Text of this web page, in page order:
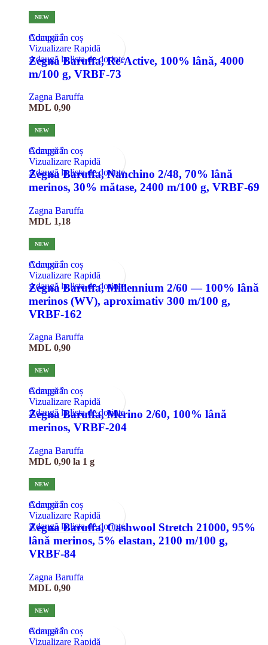
NEW
Compară
Vizualizare Rapidă
Adaugă la lista de dorințe
Adaugă în coș
Zegna Baruffa, Re-Active, 100% lână, 4000
m/100 g, VRBF-73
Zagna Baruffa
MDL 0,90
NEW
Compară
Vizualizare Rapidă
Adaugă la lista de dorințe
Adaugă în coș
Zegna Baruffa, Nanchino 2/48, 70% lână
merinos, 30% mătase, 2400 m/100 g, VRBF-69
Zagna Baruffa
MDL 1,18
NEW
Compară
Vizualizare Rapidă
Adaugă la lista de dorințe
Adaugă în coș
Zegna Baruffa, Millennium 2/60 — 100% lână
merinos (WV), aproximativ 300 m/100 g,
VRBF-162
Zagna Baruffa
MDL 0,90
NEW
Compară
Vizualizare Rapidă
Adaugă la lista de dorințe
Adaugă în coș
Zegna Baruffa, Merino 2/60, 100% lână
merinos, VRBF-204
Zagna Baruffa
MDL 0,90 la 1 g
NEW
Compară
Vizualizare Rapidă
Adaugă la lista de dorințe
Adaugă în coș
Zegna Baruffa, Cashwool Stretch 21000, 95%
lână merinos, 5% elastan, 2100 m/100 g,
VRBF-84
Zagna Baruffa
MDL 0,90
NEW
Compară
Vizualizare Rapidă
Adaugă în coș